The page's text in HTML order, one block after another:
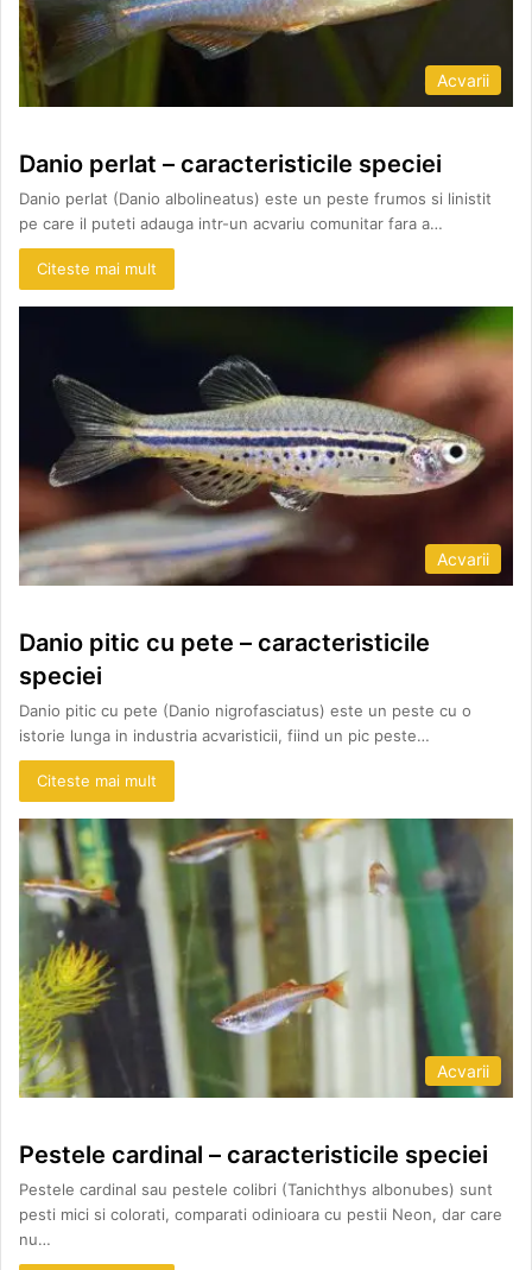
Acvarii
Danio perlat – caracteristicile speciei
Danio perlat (Danio albolineatus) este un peste frumos si linistit
pe care il puteti adauga intr-un acvariu comunitar fara a…
Citeste mai mult
Acvarii
Danio pitic cu pete – caracteristicile
speciei
Danio pitic cu pete (Danio nigrofasciatus) este un peste cu o
istorie lunga in industria acvaristicii, fiind un pic peste…
Citeste mai mult
Acvarii
Pestele cardinal – caracteristicile speciei
Pestele cardinal sau pestele colibri (Tanichthys albonubes) sunt
pesti mici si colorati, comparati odinioara cu pestii Neon, dar care
nu…